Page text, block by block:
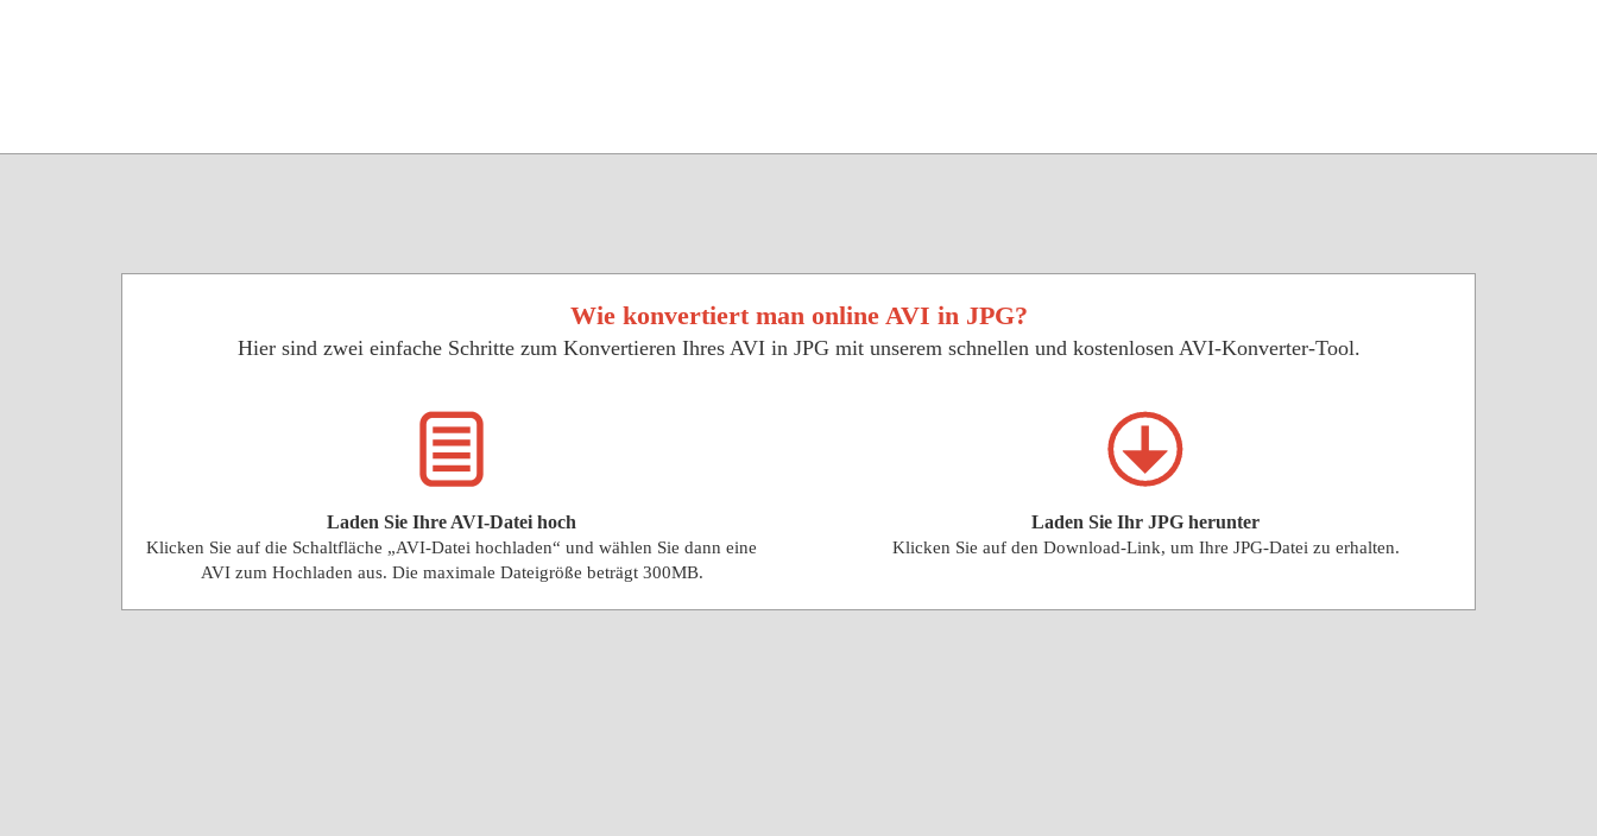
Wie konvertiert man online AVI in JPG?
Hier sind zwei einfache Schritte zum Konvertieren Ihres AVI in JPG mit unserem schnellen und kostenlosen AVI-Konverter-Tool.
Laden Sie Ihre AVI-Datei hoch
Klicken Sie auf die Schaltfläche „AVI-Datei hochladen“ und wählen Sie dann eine
AVI zum Hochladen aus. Die maximale Dateigröße beträgt 300MB.
Laden Sie Ihr JPG herunter
Klicken Sie auf den Download-Link, um Ihre JPG-Datei zu erhalten.